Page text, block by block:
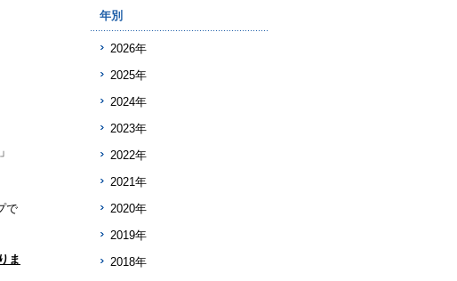
で
ま
年別
2026年
2025年
2024年
2023年
2022年
2021年
2020年
2019年
2018年